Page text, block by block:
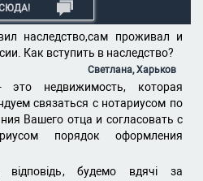
наследство,сам проживал и
Как вступить в наследство?
Светлана, Харьков
это недвижимость, которая
связаться с нотариусом по
Вашего отца и согласовать с
порядок оформления
будемо вдячі за